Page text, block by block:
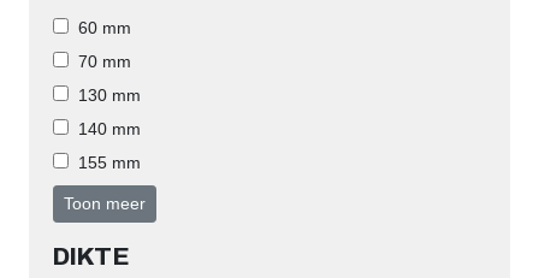
60 mm
70 mm
130 mm
140 mm
155 mm
Toon meer
DIKTE